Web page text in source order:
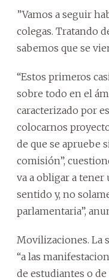
”Vamos a seguir
colegas. Tratando
sabemos que se
“Estos primeros
sobre todo en el
caracterizado por
colocarnos
de que se apruebe
comisión”,
va a obligar a tener
sentido y, no
parlamentaria”,
Movilizaciones. La
“a las
de estudiantes o